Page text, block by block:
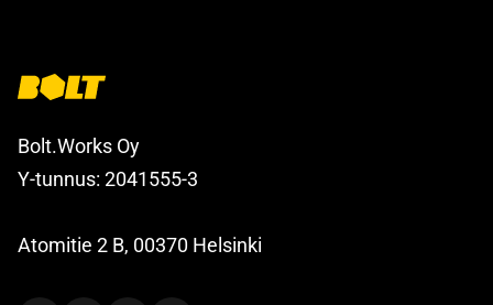
Bolt.Works Oy
Y-tunnus: 2041555-3
Atomitie 2 B, 00370 Helsinki